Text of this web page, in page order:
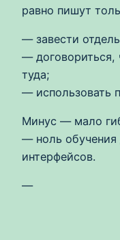
равно пишут
— завести
— договориться,
туда;
— использовать
Минус — мало
— ноль обучения
интерфейсов.
—